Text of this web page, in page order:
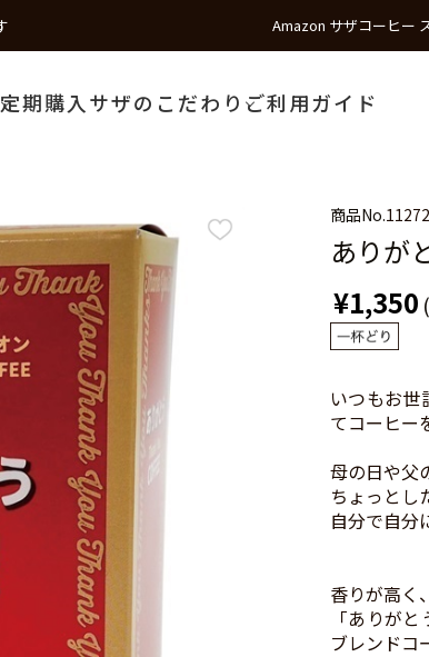
Amazon サザコーヒー
定期購入 サザのこだわり ご利用ガイド
商品No.
ありが
¥1,350
いつもお世
てコーヒー
母の日や父
ちょっとし
自分で自分
香りが高く
「ありが
ブレンドコ